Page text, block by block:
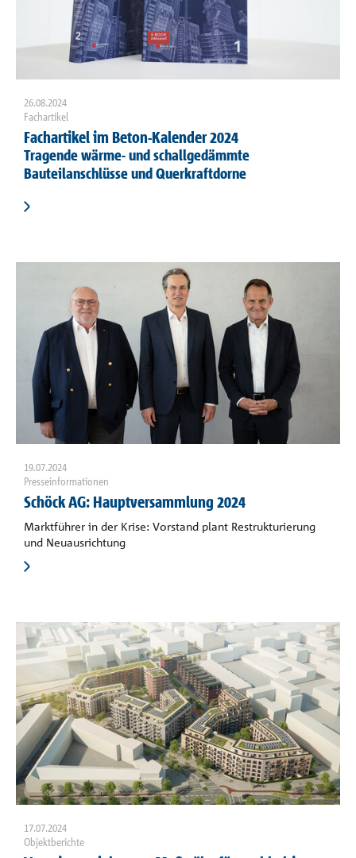
26.08.2024
Fachartikel
Fachartikel im Beton-Kalender 2024
Tragende wärme- und schallgedämmte
Bauteilanschlüsse und Querkraftdorne
19.07.2024
Presseinformationen
Schöck AG: Hauptversammlung 2024
Marktführer in der Krise: Vorstand plant Restrukturierung
und Neuausrichtung
17.07.2024
Objektberichte